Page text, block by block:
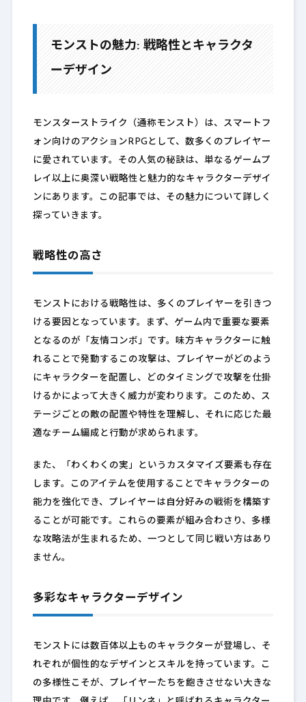
モンストの魅力: 戦略性とキャラクタ
ーデザイン
モンスターストライク（通称モンスト）は、スマートフ
ォン向けのアクションRPGとして、数多くのプレイヤー
に愛されています。その人気の秘訣は、単なるゲームプ
レイ以上に奥深い戦略性と魅力的なキャラクターデザイ
ンにあります。この記事では、その魅力について詳しく
探っていきます。
戦略性の高さ
モンストにおける戦略性は、多くのプレイヤーを引きつ
ける要因となっています。まず、ゲーム内で重要な要素
となるのが「友情コンボ」です。味方キャラクターに触
れることで発動するこの攻撃は、プレイヤーがどのよう
にキャラクターを配置し、どのタイミングで攻撃を仕掛
けるかによって大きく威力が変わります。このため、ス
テージごとの敵の配置や特性を理解し、それに応じた最
適なチーム編成と行動が求められます。
また、「わくわくの実」というカスタマイズ要素も存在
します。このアイテムを使用することでキャラクターの
能力を強化でき、プレイヤーは自分好みの戦術を構築す
ることが可能です。これらの要素が組み合わさり、多様
な攻略法が生まれるため、一つとして同じ戦い方はあり
ません。
多彩なキャラクターデザイン
モンストには数百体以上ものキャラクターが登場し、そ
れぞれが個性的なデザインとスキルを持っています。こ
の多様性こそが、プレイヤーたちを飽きさせない大きな